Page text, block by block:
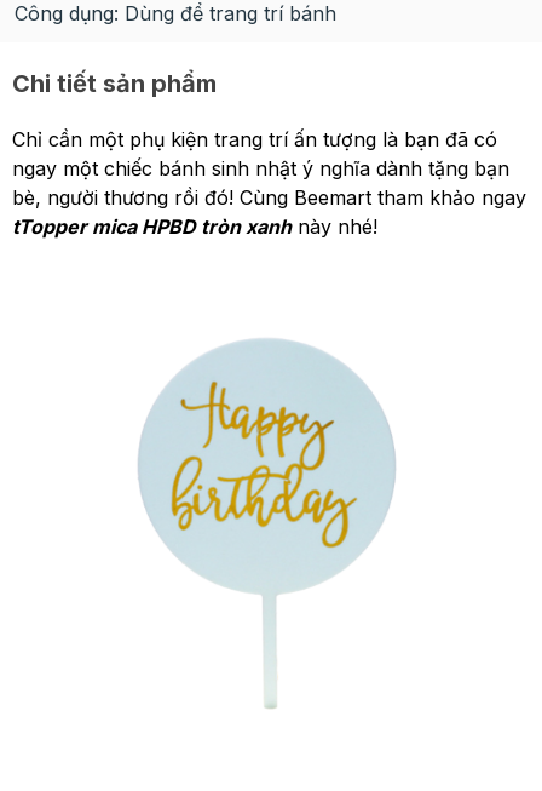
Công dụng: Dùng để trang trí bánh
Chi tiết sản phẩm
Chỉ cần một phụ kiện trang trí ấn tượng là bạn đã có
ngay một chiếc bánh sinh nhật ý nghĩa dành tặng bạn
bè, người thương rồi đó! Cùng Beemart tham khảo ngay
tTopper mica HPBD tròn xanhnày nhé!